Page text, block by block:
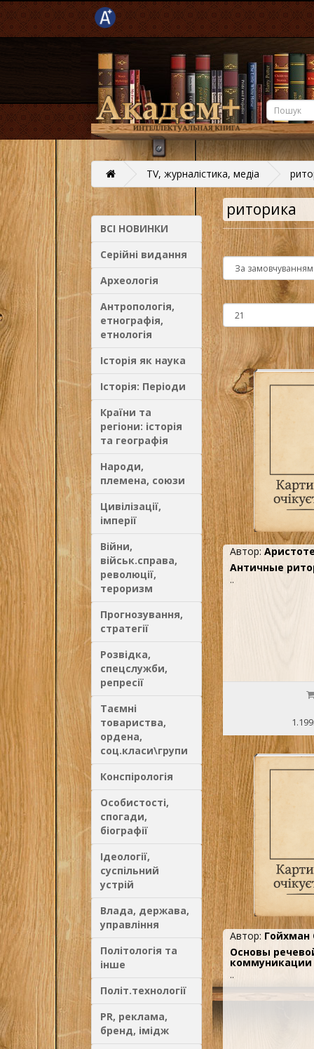
TV, журналістика, медіа
ВСІ НОВИНКИ
Серійні видання
Археологія
Антропологія,
етнографія,
етнологія
Історія як наука
Історія: Періоди
Країни та
регіони: історія
та географія
Народи,
племена, союзи
Цивілізації,
імперії
Війни,
військ.справа,
революції,
тероризм
Прогнозування,
стратегії
Розвідка,
спецслужби,
репресії
Таємні
товариства,
ордена,
соц.класи\групи
Конспірологія
Особистості,
спогади,
біографії
Ідеології,
суспільний
устрій
Влада, держава,
управління
Політологія та
інше
Політ.технології
PR, реклама,
бренд, імідж
риторика
Автор:
Античные
..
Автор: Гойхман
Основы
коммуникации
..